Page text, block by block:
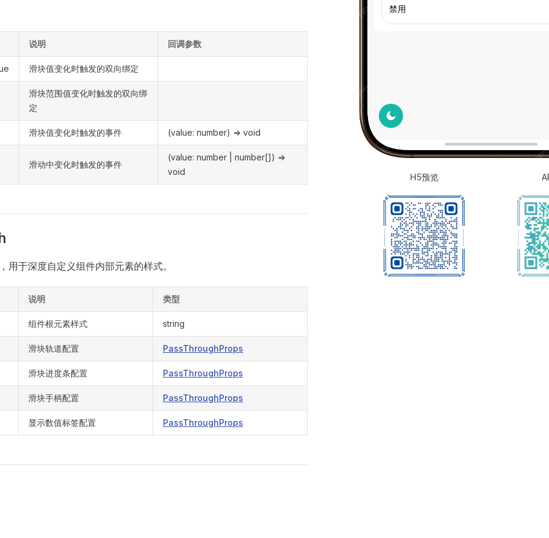
H5预览
说明 回调参数
滑块值变化时触发的双向绑定
滑块范围值变化时触发的双向绑
定
滑块值变化时触发的事件 (value: number) => void
滑动中变化时触发的事件
(value: number | number[]) =>
void
用于深度自定义组件内部元素的样式。
说明 类型
组件根元素样式 string
滑块轨道配置 PassThroughProps
滑块进度条配置 PassThroughProps
滑块手柄配置 PassThroughProps
显示数值标签配置 PassThroughProps